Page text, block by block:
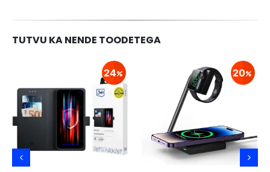
TUTVU KA NENDE TOODETEGA
24 20